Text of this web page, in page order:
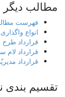
مطالب دیگر
فهرست
انواع
قرارداد طرح و
قرارداد لام
قرارداد
تقسیم بندی